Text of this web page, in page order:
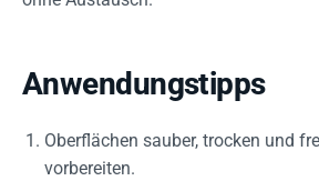
Anwendungstipps
Oberflächen sauber, trocken und
vorbereiten.